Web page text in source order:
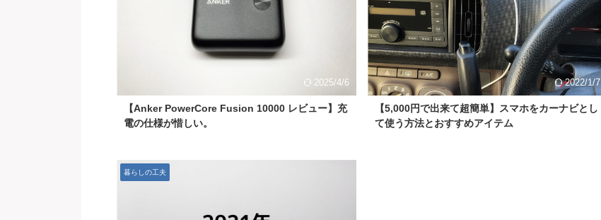
2025/4/6
【Anker PowerCore Fusion 10000 レビュー】充
電の仕様が惜しい。
2022/1/7
【5,000円で出来て超簡単】スマホをカーナビとし
て使う方法とおすすめアイテム
暮らしの工夫